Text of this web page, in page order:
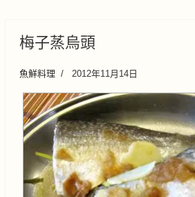
梅子蒸烏頭
魚鮮料理 2012年11月14日